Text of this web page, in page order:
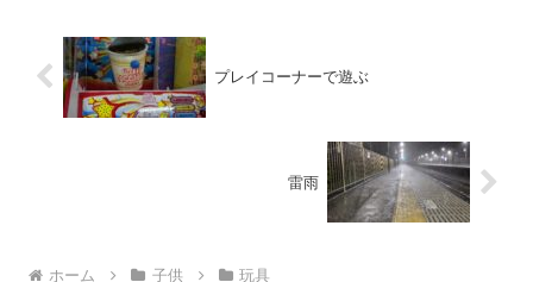
プレイコーナーで遊ぶ
雷雨
ホーム 子供 玩具